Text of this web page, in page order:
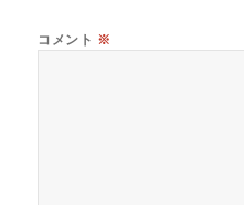
コメント ※